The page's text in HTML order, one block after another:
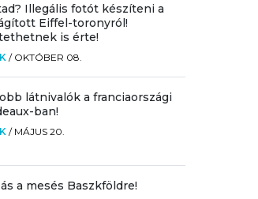
Illegális fotót készíteni a
Eiffel-toronyról!
is érte!
/ OKTÓBER 08.
látnivalók a franciaországi
ban!
/ MÁJUS 20.
a mesés Baszkföldre!